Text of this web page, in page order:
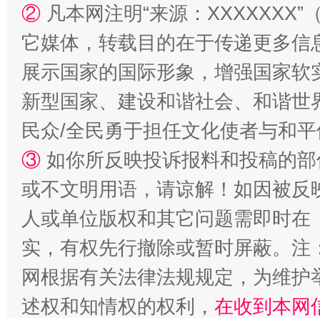
漫山遍野的桃花与雪山、麦地、白藏房 除
招工难、用工荒背后
② 凡本网注明“来源：
它媒体，转载目的在于传递更多
展示国家的国际形象，增强国家
新型国家、建设和谐社会、和谐
民众/全民勇于担任文化使者与和
③ 如你所反映投诉报料和投稿的
或不文明用语，请谅解！如因被
人或单位版权和其它问题需即时在
实，有权先行撤除或暂时屏蔽。
网根据有关法律法规规定，为维
述权和知情权的权利， 在收到本网